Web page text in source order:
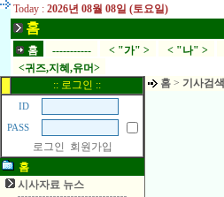
Today : 2026년 08월 08일 (토요일)
홈
홈 ----------- < "가" > < "나" >
<귀즈,지혜,유머>
:: 로그인 ::
ID
PASS
로그인
회원가입
홈
시사자료 뉴스
홈 > 기사검색